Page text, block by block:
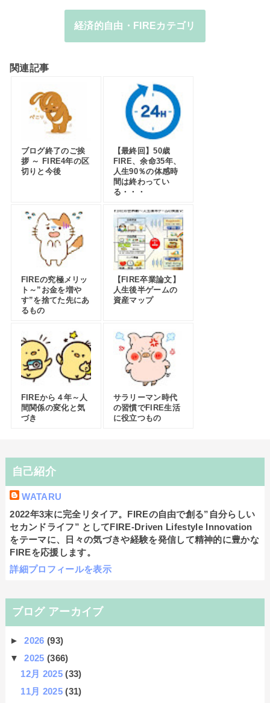
経済的自由・FIREカテゴリ
関連記事
ブログ終了のご挨
拶 ～ FIRE4年の区
切りと今後
【最終回】50歳
FIRE、余命35年、
人生90％の体感時
間は終わってい
る・・・
FIREの究極メリッ
ト～”お金を増や
す”を捨てた先にあ
るもの
【FIRE卒業論文】
人生後半ゲームの
資産マップ
FIREから４年～人
間関係の変化と気
づき
サラリーマン時代
の習慣でFIRE生活
に役立つもの
自己紹介
WATARU
2022年3末に完全リタイア。FIREの自由で創る”自分らしい
セカンドライフ” としてFIRE-Driven Lifestyle Innovation
をテーマに、日々の気づきや経験を発信して精神的に豊かな
FIREを応援します。
詳細プロフィールを表示
ブログ アーカイブ
►2026(93)
▼2025(366)
12月 2025(33)
11月 2025(31)